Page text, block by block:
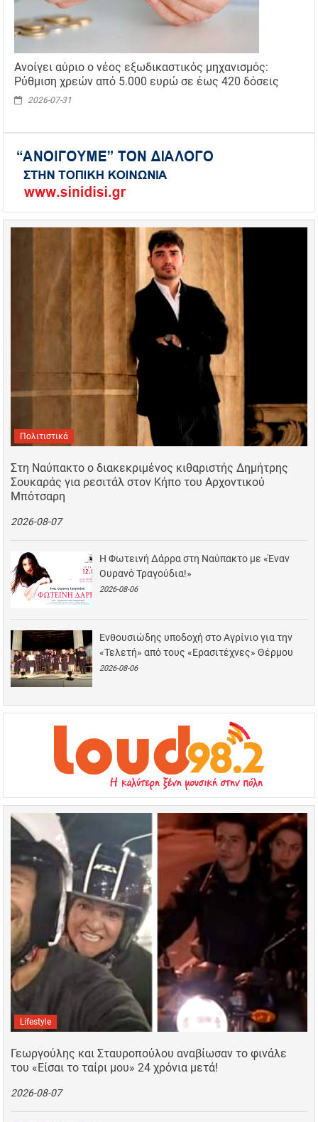
Ανοίγει αύριο ο νέος εξωδικαστικός μηχανισμός:
Ρύθμιση χρεών από 5.000 ευρώ σε έως 420 δόσεις
2026-07-31
Πολιτιστικά
Στη Ναύπακτο ο διακεκριμένος κιθαριστής Δημήτρης
Σουκαράς για ρεσιτάλ στον Κήπο του Αρχοντικού
Μπότσαρη
2026-08-07
Η Φωτεινή Δάρρα στη Ναύπακτο με «Έναν
Ουρανό Τραγούδια!»
2026-08-06
Ενθουσιώδης υποδοχή στο Αγρίνιο για την
«Τελετή» από τους «Ερασιτέχνες» Θέρμου
2026-08-06
Lifestyle
Γεωργούλης και Σταυροπούλου αναβίωσαν το φινάλε
του «Είσαι το ταίρι μου» 24 χρόνια μετά!
2026-08-07